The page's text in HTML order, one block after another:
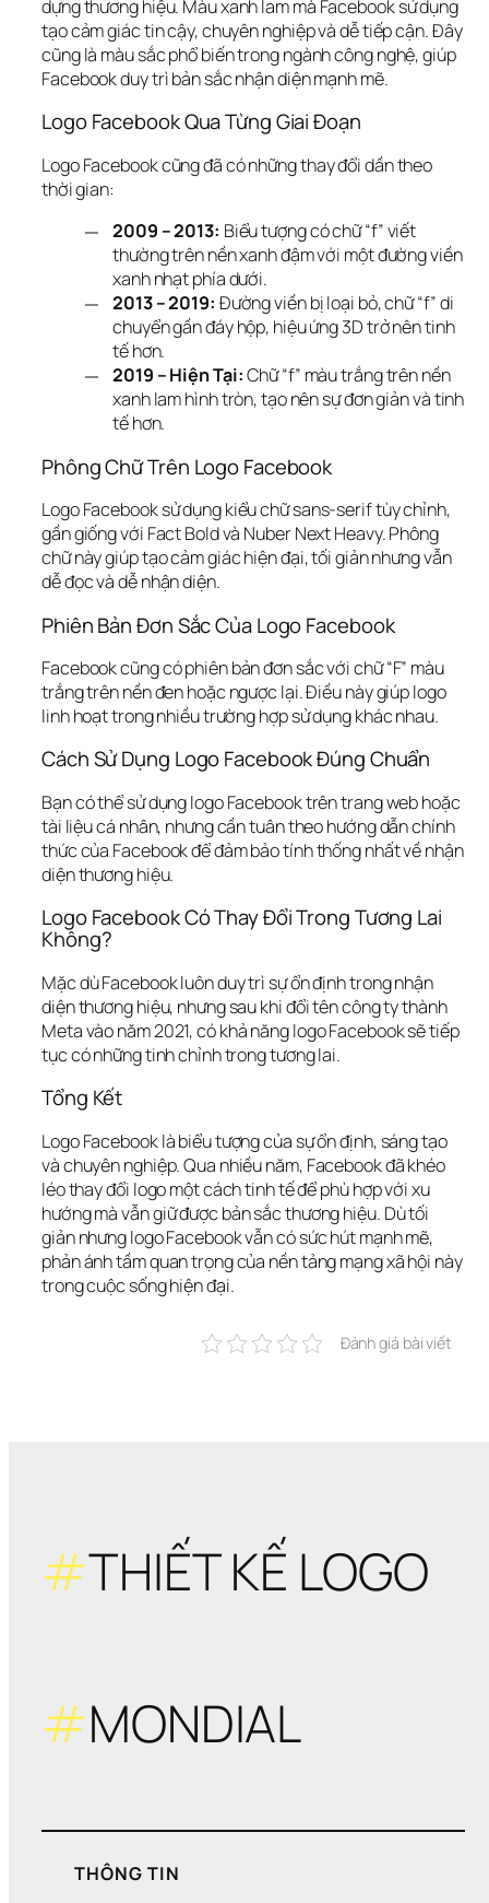
dựng thương hiệu. Màu xanh lam mà Facebook sử dụng
tạo cảm giác tin cậy, chuyên nghiệp và dễ tiếp cận. Đây
cũng là màu sắc phổ biến trong ngành công nghệ, giúp
Facebook duy trì bản sắc nhận diện mạnh mẽ.
Logo Facebook Qua Từng Giai Đoạn
Logo Facebook cũng đã có những thay đổi dần theo
thời gian:
2009 – 2013: Biểu tượng có chữ “f” viết
thường trên nền xanh đậm với một đường viền
xanh nhạt phía dưới.
2013 – 2019: Đường viền bị loại bỏ, chữ “f” di
chuyển gần đáy hộp, hiệu ứng 3D trở nên tinh
tế hơn.
2019 – Hiện Tại:Chữ “f” màu trắng trên nền
xanh lam hình tròn, tạo nên sự đơn giản và tinh
tế hơn.
Phông Chữ Trên Logo Facebook
Logo Facebook sử dụng kiểu chữ sans-serif tùy chỉnh,
gần giống với Fact Bold và Nuber Next Heavy. Phông
chữ này giúp tạo cảm giác hiện đại, tối giản nhưng vẫn
dễ đọc và dễ nhận diện.
Phiên Bản Đơn Sắc Của Logo Facebook
Facebook cũng có phiên bản đơn sắc với chữ “F” màu
trắng trên nền đen hoặc ngược lại. Điều này giúp logo
linh hoạt trong nhiều trường hợp sử dụng khác nhau.
Cách Sử Dụng Logo Facebook Đúng Chuẩn
Bạn có thể sử dụng logo Facebook trên trang web hoặc
tài liệu cá nhân, nhưng cần tuân theo hướng dẫn chính
thức của Facebook để đảm bảo tính thống nhất về nhận
diện thương hiệu.
Logo Facebook Có Thay Đổi Trong Tương Lai
Không?
Mặc dù Facebook luôn duy trì sự ổn định trong nhận
diện thương hiệu, nhưng sau khi đổi tên công ty thành
Meta vào năm 2021, có khả năng logo Facebook sẽ tiếp
tục có những tinh chỉnh trong tương lai.
Tổng Kết
Logo Facebook là biểu tượng của sự ổn định, sáng tạo
và chuyên nghiệp. Qua nhiều năm, Facebook đã khéo
léo thay đổi logo một cách tinh tế để phù hợp với xu
hướng mà vẫn giữ được bản sắc thương hiệu. Dù tối
giản nhưng logo Facebook vẫn có sức hút mạnh mẽ,
phản ánh tầm quan trọng của nền tảng mạng xã hội này
trong cuộc sống hiện đại.
Đánh giá bài viết
#THIẾT KẾ LOGO
#MONDIAL
THÔNG TIN